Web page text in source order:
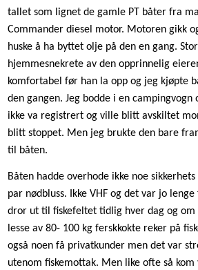
tallet som lignet de gamle PT båter fra
Commander diesel motor. Motoren gikk
huske å ha byttet olje på den en gang.
hjemmesnekrete av den opprinnelig
komfortabel før han la opp og jeg kjøpte
den gangen. Jeg bodde i en campingvogn
ikke va registrert og ville blitt avskiltet
blitt stoppet. Men jeg brukte den bare
til båten.
Båten hadde overhode ikke noe
par nødbluss. Ikke VHF og det var jo
dror ut til fiskefeltet tidlig hver dag og om
lesse av 80- 100 kg ferskkokte reker på
også noen få privatkunder men det var
utenom fiskemottak. Men like ofte så